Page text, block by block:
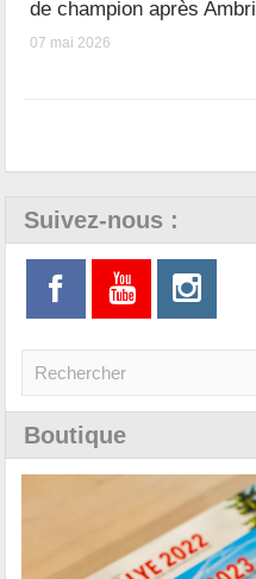
de champion après Ambri
07 mai 2026
Suivez-nous :
Boutique